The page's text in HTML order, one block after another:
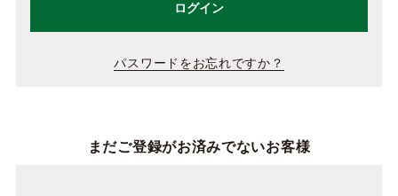
ログイン
パスワードをお忘れですか？
まだご登録がお済みでないお客様